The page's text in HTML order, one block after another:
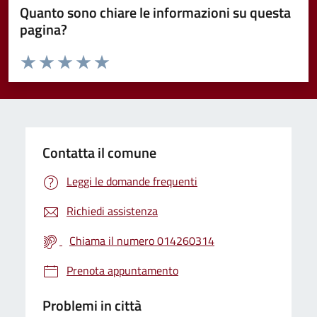
Quanto sono chiare le informazioni su questa
pagina?
Valuta da 1 a 5 stelle la pagina
Valuta 5 stelle su 5
Valuta 4 stelle su 5
Valuta 3 stelle su 5
Valuta 2 stelle su 5
Valuta 1 stelle su 5
Contatta il comune
Leggi le domande frequenti
Richiedi assistenza
Chiama il numero 014260314
Prenota appuntamento
Problemi in città